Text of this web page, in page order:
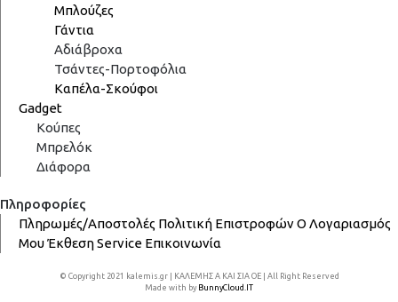
Μπλούζες
Γάντια
Αδιάβροχα
Τσάντες-Πορτοφόλια
Καπέλα-Σκούφοι
Gadget
Κούπες
Μπρελόκ
Διάφορα
Πληροφορίες
Πληρωμές/Αποστολές Πολιτική ΕπιστροφώνΟ Λογαριασμός
ΜουΈκθεσηService Επικοινωνία
© Copyright 2021 kalemis.gr | ΚΑΛΕΜΗΣ Α ΚΑΙ ΣΙΑ ΟΕ | All Right Reserved
Made with by BunnyCloud.IT